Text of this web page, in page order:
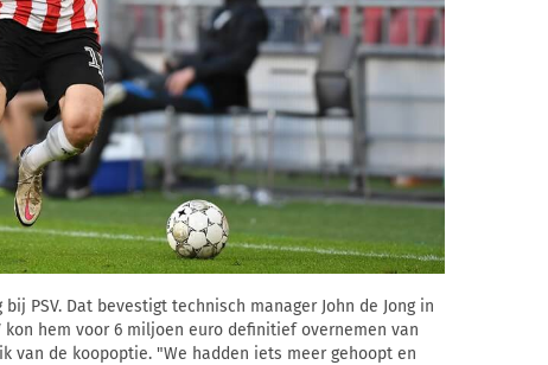
PSV. Dat bevestigt technisch manager John de Jong in
kon hem voor 6 miljoen euro definitief overnemen van
van de koopoptie. "We hadden iets meer gehoopt en